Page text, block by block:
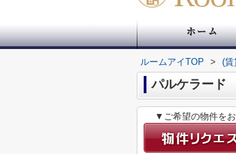
ルームアイTOP > (賃
パルケラード
▼ご希望の物件を